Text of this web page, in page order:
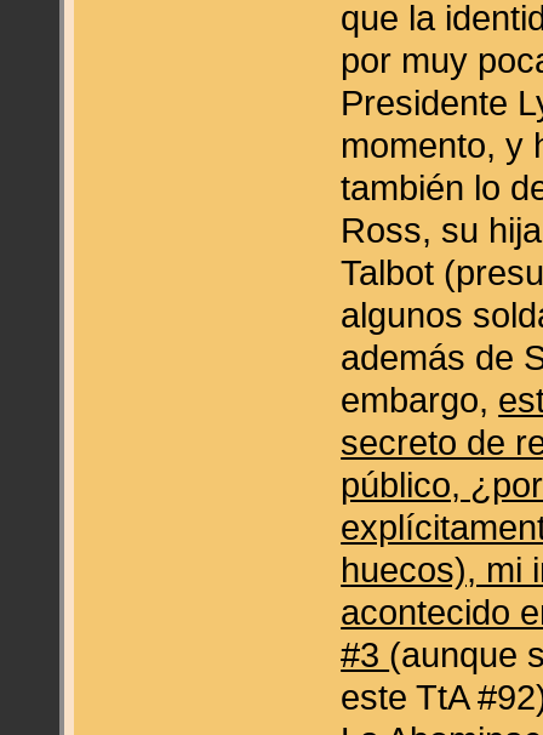
que la
por muy
Presidente
momento, y
también lo
Ross, su
Talbot
algunos
además de
embargo,
secreto de
público,
huecos), mi
acontecido
#3 (aunque
este TtA